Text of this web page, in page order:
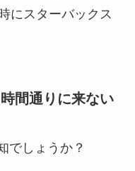
にスターバックス
間通りに来ない
でしょうか？